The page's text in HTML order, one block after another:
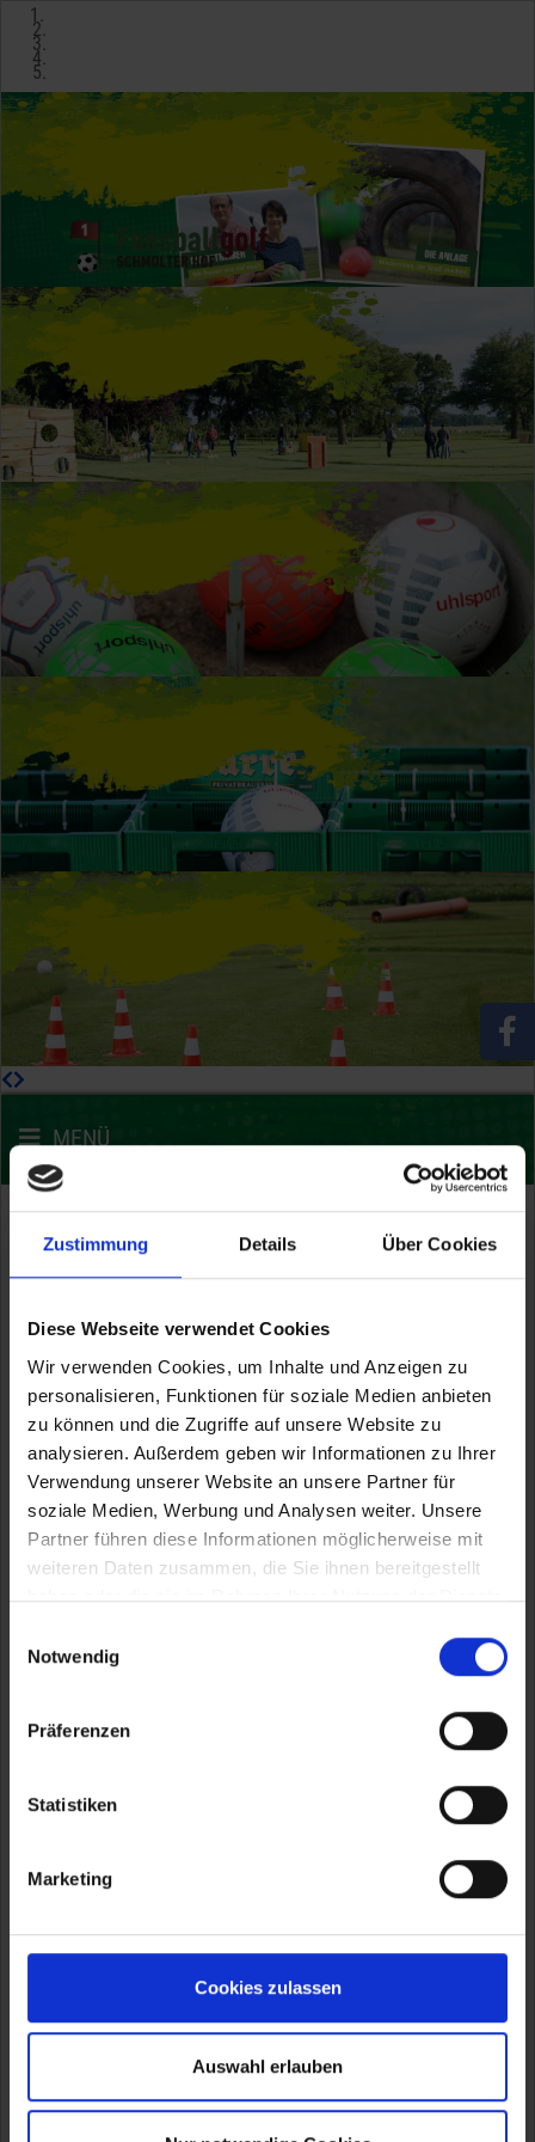
Zustimmung Details Über Cookies
Diese Webseite verwendet Cookies
Wir verwenden Cookies, um Inhalte und Anzeigen zu
personalisieren, Funktionen für soziale Medien anbieten
zu können und die Zugriffe auf unsere Website zu
analysieren. Außerdem geben wir Informationen zu Ihrer
Verwendung unserer Website an unsere Partner für
soziale Medien, Werbung und Analysen weiter. Unsere
Partner führen diese Informationen möglicherweise mit
weiteren Daten zusammen, die Sie ihnen bereitgestellt
haben oder die sie im Rahmen Ihrer Nutzung der Dienste
Notwendig
Präferenzen
Statistiken
Marketing
Cookies zulassen
Auswahl erlauben
MENÜ
Fussballgolf - Der
18 Bahnen mit Längen von 20 bis 70